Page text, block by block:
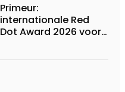
Primeur:
internationale Red
Dot Award 2026 voor